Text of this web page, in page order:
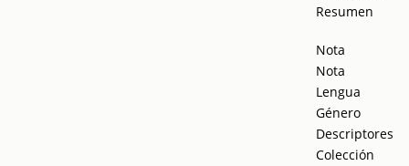
Resumen
Nota
Nota
Lengua
Género
Descriptores
Colección